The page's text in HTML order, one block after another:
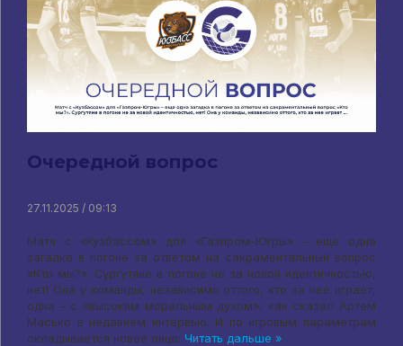
Очередной вопрос
27.11.2025 / 09:13
Матч с «Кузбассом» для «Газпром-Югры» – еще одна
загадка в погоне за ответом на сакраментальный вопрос
«Кто мы?». Сургутяне в погоне не за новой идентичностью,
нет! Она у команды, независимо оттого, кто за нее играет,
одна – с «высоким моральным духом», как сказал Артем
Масько в недавнем интервью. И по игровым параметрам
складывается новое лицо: Читать дальше »